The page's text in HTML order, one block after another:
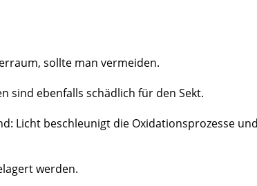
sollte man vermeiden.
sind ebenfalls schädlich für den Sekt.
Licht beschleunigt die Oxidationsprozesse
werden.